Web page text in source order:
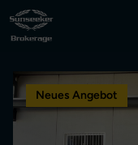
Neues Angebot